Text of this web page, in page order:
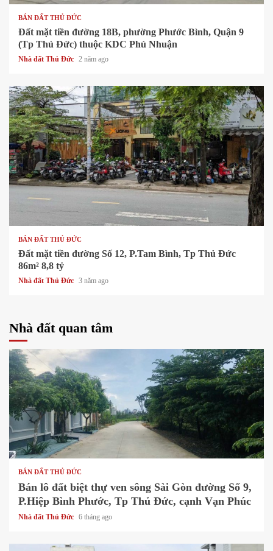
BÁN ĐẤT THỦ ĐỨC
Đất mặt tiền đường 18B, phường Phước Bình, Quận 9
(Tp Thủ Đức) thuộc KDC Phú Nhuận
Nhà đất Thủ Đức 2 năm ago
1 min read
BÁN ĐẤT THỦ ĐỨC
Đất mặt tiền đường Số 12, P.Tam Bình, Tp Thủ Đức
86m² 8,8 tỷ
Nhà đất Thủ Đức 3 năm ago
Nhà đất quan tâm
1 min read
BÁN ĐẤT THỦ ĐỨC
Bán lô đất biệt thự ven sông Sài Gòn đường Số 9,
P.Hiệp Bình Phước, Tp Thủ Đức, cạnh Vạn Phúc
Nhà đất Thủ Đức 6 tháng ago